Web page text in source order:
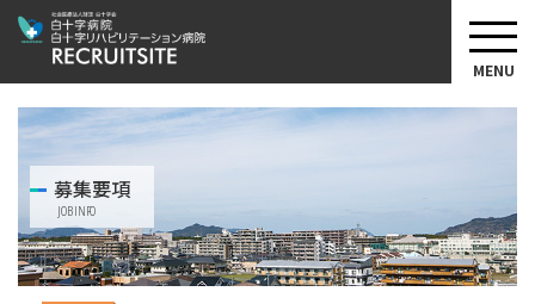
MENU
募集要項
JOB INFO